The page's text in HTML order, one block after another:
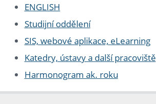
ENGLISH
Studijní oddělení
SIS, webové aplikace, eLearning
Katedry, ústavy a další pracoviště
Harmonogram ak. roku